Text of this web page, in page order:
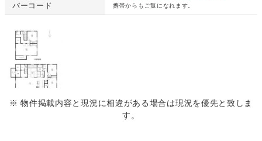
バーコード
携帯からもご覧になれます。
※ 物件掲載内容と現況に相違がある場合は現況を優先と致しま
す。